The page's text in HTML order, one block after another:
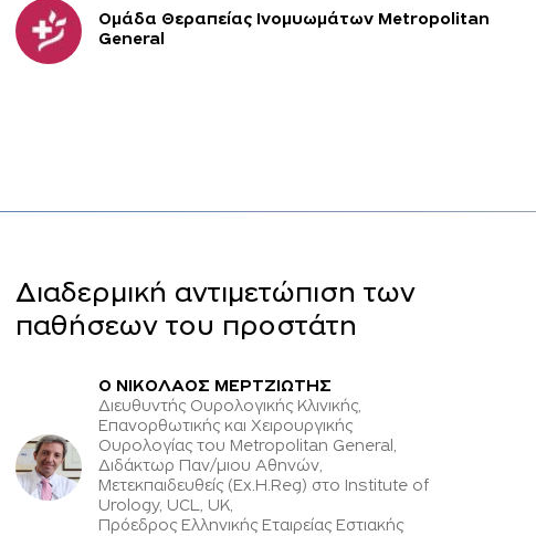
Ομάδα Θεραπείας Ινομυωμάτων Metropolitan
General
Διαδερμική αντιμετώπιση των
παθήσεων του προστάτη
O ΝΙΚΟΛΑΟΣ ΜΕΡΤΖΙΩΤΗΣ
Διευθυντής Ουρολογικής Κλινικής,
Επανορθωτικής και Χειρουργικής
Ουρολογίας του Metropolitan General,
Διδάκτωρ Παν/μιου Αθηνών,
Μετεκπαιδευθείς (Ex.H.Reg) στο Institute of
Urology, UCL, UK,
Πρόεδρος Ελληνικής Εταιρείας Εστιακής